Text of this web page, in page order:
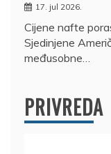
17. jul 2026.
Cijene nafte
Sjedinjene
međusobne…
PRIVREDA